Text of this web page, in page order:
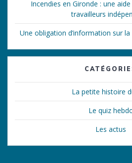
Incendies en Gironde : une
travailleurs
Une obligation d’information sur
La petite histoire
Le quiz
Les actus